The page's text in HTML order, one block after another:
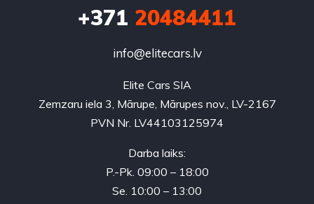
+371 20484411
info@elitecars.lv
Elite Cars SIA
Zemzaru iela 3, Mārupe, Mārupes nov., LV-2167
PVN Nr. LV44103125974
Darba laiks:
P.-Pk. 09:00 – 18:00
Se. 10:00 – 13:00